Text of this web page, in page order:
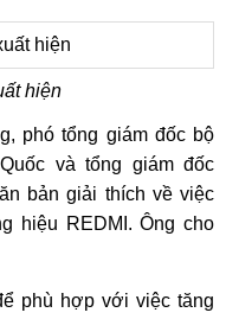
hiện
phó tổng giám đốc bộ
và tổng giám đốc
bản giải thích về việc
hiệu REDMI. Ông cho
phù hợp với việc tăng